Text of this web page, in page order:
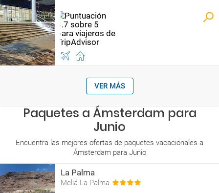
VER MÁS
Paquetes a Ámsterdam para
Junio
Encuentra las mejores ofertas de paquetes vacacionales a
Ámsterdam para Junio
La Palma
Meliá La Palma